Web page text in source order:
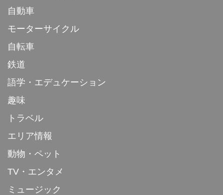
自動車
モーターサイクル
自転車
鉄道
語学・エデュケーション
趣味
トラベル
エリア情報
動物・ペット
TV・エンタメ
ミュージック